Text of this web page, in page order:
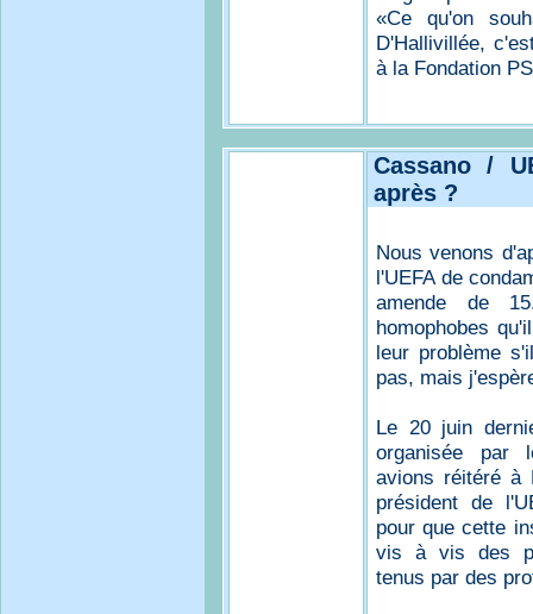
«Ce qu'on
D'Hallivillée,
à la Fondation
Cassano /
après ?
Nous venons
l'UEFA de
amende de
homophobes
leur problème
pas, mais
Le 20 juin
organisée par
avions réitéré à
président de
pour que cette
vis à vis des
tenus par des